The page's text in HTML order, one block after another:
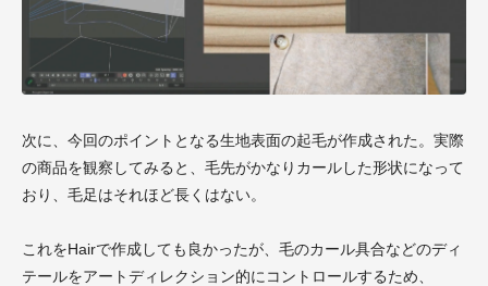
次に、今回のポイントとなる生地表面の起毛が作成された。実際
の商品を観察してみると、毛先がかなりカールした形状になって
おり、毛足はそれほど長くはない。
これをHairで作成しても良かったが、毛のカール具合などのディ
テールをアートディレクション的にコントロールするため、